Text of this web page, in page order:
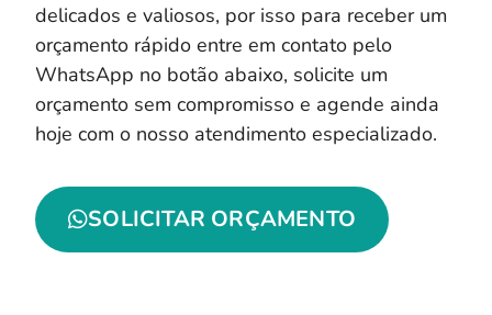
delicados e valiosos, por isso para receber um
orçamento rápido entre em contato pelo
WhatsApp no botão abaixo, solicite um
orçamento sem compromisso e agende ainda
hoje com o nosso atendimento especializado.
SOLICITAR ORÇAMENTO